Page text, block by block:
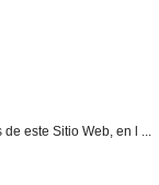
este Sitio Web, en l ...